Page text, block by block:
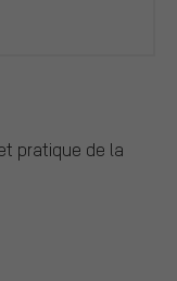
pratique de la